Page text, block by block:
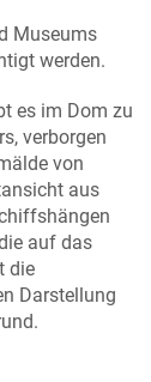
Museums
werden.
es im Dom zu
verborgen
von
aus
auf das
die
Darstellung